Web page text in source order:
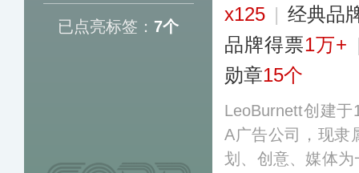
已点亮标签： 7个
x125 | 经典品
品牌得票1万+
勋章15个
LeoBurnett创建
A广告公司，现隶
划、创意、媒体